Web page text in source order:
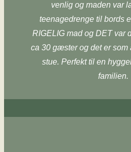
venlig og maden var
teenagedrenge til bords
RIGELIG mad og DET var
ca 30 gæster og det er som
stue. Perfekt til en
familien.